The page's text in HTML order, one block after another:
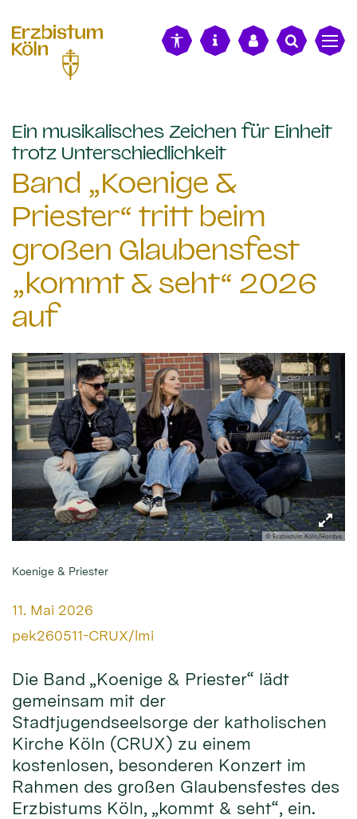
Ein musikalisches Zeichen für Einheit
trotz Unterschiedlichkeit:
Band „Koenige &
Priester“ tritt beim
großen Glaubensfest
„kommt & seht“ 2026
auf
© Erzbistum Köln/Hordys
Koenige & Priester
Datum:
11. Mai 2026
Von:
pek260511-CRUX/lmi
Die Band „Koenige & Priester“ lädt
gemeinsam mit der
Stadtjugendseelsorge der katholischen
Kirche Köln (CRUX) zu einem
kostenlosen, besonderen Konzert im
Rahmen des großen Glaubensfestes des
Erzbistums Köln, „kommt & seht“, ein.